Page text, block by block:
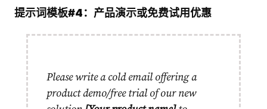
提示词模板#4：产品演示或免费试用优惠
Please write a cold email offering a
product demo/free trial of our new